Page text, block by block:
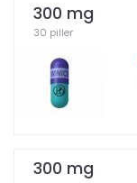
300 mg
30 piller
300 mg